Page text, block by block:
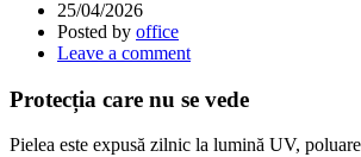
25/04/2026
Posted by office
Leave a comment
Protecția care nu se vede
Pielea este expusă zilnic la lumină UV,